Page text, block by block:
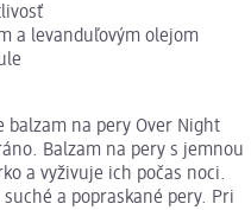
a levanduľovým olejom
balzam na pery Over Night
Balzam na pery s jemnou
a vyživuje ich počas noci.
a popraskané pery. Pri